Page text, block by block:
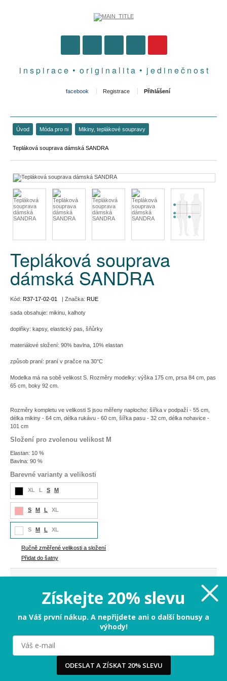
i n s p i r a c e • o r i g i n a l i t a • j e d i n e č n o s t
facebook Registrace Přihlášení
Úvod Móda pro ni Mikiny, teplákové soupravy
Tepláková souprava dámská SANDRA
Tepláková souprava
dámská SANDRA
Kód: R37-17-02-01 | Značka: RUE
sada obsahuje: mikinu, kalhoty
doplňky: kapsy, elastický pas, šňůrky
materiálové složení: 90% bavlna, 10% elastan
způsob praní: praní v pračce na 30°C
Modelka má na sobě velikost S. Rozměry modelky: výška 175 cm, prsa 84 cm, pas
65 cm, boky 92 cm.
Rozměry kompletu ve velikosti S jsou měřeny naplocho: šířka v podpaží - 55 cm,
délka mikiny - 64 cm, délka rukávu - 60 cm, šířka pasu - 32 cm, délka nohavice -
101 cm
Složení pro zvolenou velikost M
Elastan: 10 %
Bavlna: 90 %
Barevné varianty a velikosti
XL L S M
S M L XL
S M L XL
Ručně změřené velikosti a složení
Přidat do šatny
1 299 Kč
PŘIDAT DO KOŠÍKU
Ručně změřené velikosti a složení
Milujeme cookies!
Používáme cookies, abychom vám nabídli ten nejlepší
zážitek na našem webu a obsah, který vás opravdu
Získejte 20% slevu
na Váš první nákup. A nepřijdete ani o další bonusy a
výhody!
ODESLAT A ZÍSKAT 20% SLEVU